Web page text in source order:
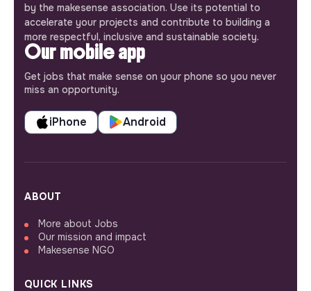
by the makesense association. Use its potential to
accelerate your projects and contribute to building a
more respectful, inclusive and sustainable society.
Our mobile app
Get jobs that make sense on your phone so you never
miss an opportunity.
iPhone Android
ABOUT
More about Jobs
Our mission and impact
Makesense NGO
QUICK LINKS